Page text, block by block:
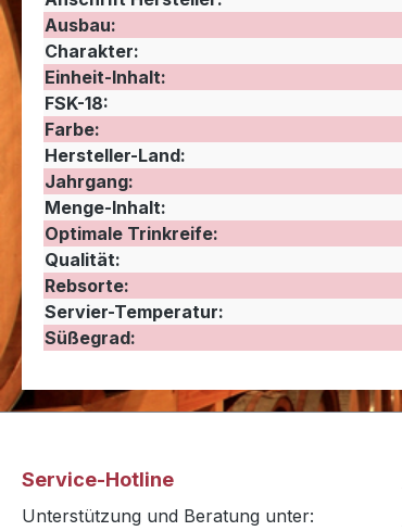
Ausbau:
Charakter:
Einheit-Inhalt:
FSK-18:
Farbe:
Hersteller-Land:
Jahrgang:
Menge-Inhalt:
Optimale Trinkreife:
Qualität:
Rebsorte:
Servier-Temperatur:
Süßegrad:
Service-Hotline
Unterstützung und Beratung unter: